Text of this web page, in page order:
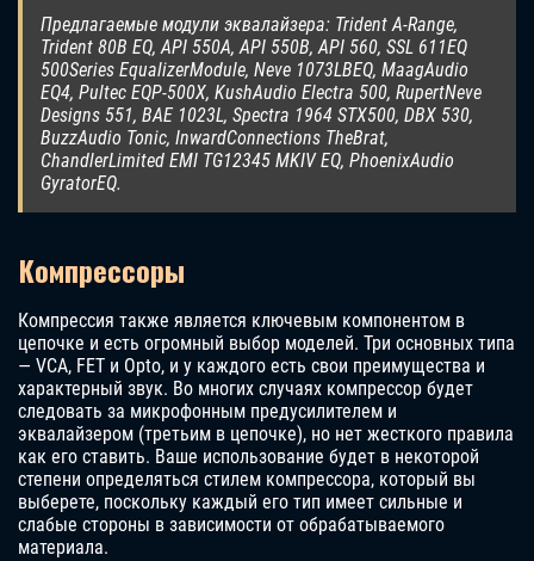
Предлагаемые модули эквалайзера: Trident A-Range,
Trident 80B EQ, API 550A, API 550B, API 560, SSL 611EQ
500Series EqualizerModule, Neve 1073LBEQ, MaagAudio
EQ4, Pultec EQP-500X, KushAudio Electra 500, RupertNeve
Designs 551, BAE 1023L, Spectra 1964 STX500, DBX 530,
BuzzAudio Tonic, InwardConnections TheBrat,
ChandlerLimited EMI TG12345 MKIV EQ, PhoenixAudio
GyratorEQ.
Компрессоры
Компрессия также является ключевым компонентом в
цепочке и есть огромный выбор моделей. Три основных типа
— VCA, FET и Opto, и у каждого есть свои преимущества и
характерный звук. Во многих случаях компрессор будет
следовать за микрофонным предусилителем и
эквалайзером (третьим в цепочке), но нет жесткого правила
как его ставить. Ваше использование будет в некоторой
степени определяться стилем компрессора, который вы
выберете, поскольку каждый его тип имеет сильные и
слабые стороны в зависимости от обрабатываемого
материала.